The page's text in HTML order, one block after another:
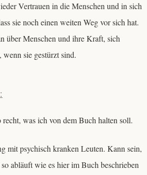
Vertrauen in die Menschen und in sich
sie noch einen weiten Weg vor sich hat.
über Menschen und ihre Kraft, sich
wenn sie gestürzt sind.
was ich von dem Buch halten soll.
mit psychisch kranken Leuten. Kann sein,
abläuft wie es hier im Buch beschrieben